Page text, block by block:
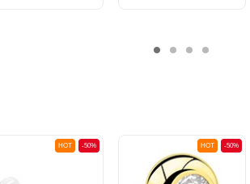
-50%
HOT -50%
HOT